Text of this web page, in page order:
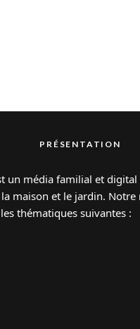
PRÉSENTATION
un média familial et digital
maison et le jardin. Notre
thématiques suivantes :